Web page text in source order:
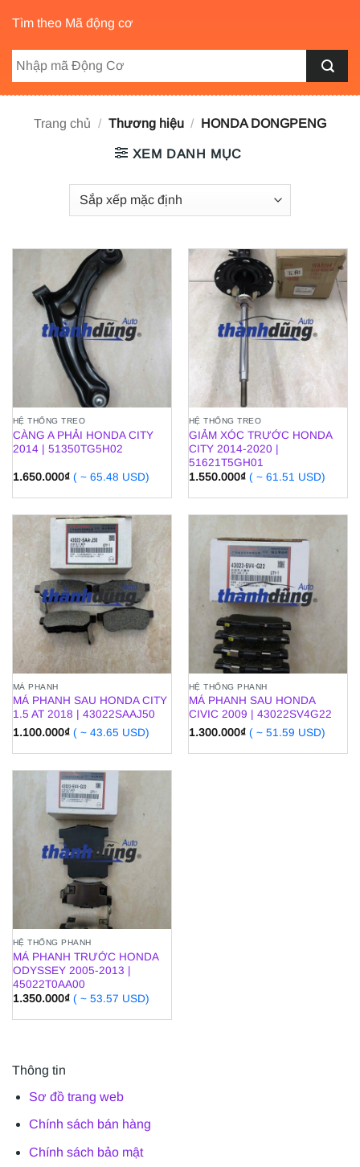
Tìm theo Mã động cơ
Trang chủ / Thương hiệu / HONDA DONGPENG
XEM DANH MỤC
HỆ THỐNG TREO
CÀNG A PHẢI HONDA CITY
2014 | 51350TG5H02
1.650.000₫ ( ~ 65.48 USD)
HỆ THỐNG TREO
GIẢM XÓC TRƯỚC HONDA
CITY 2014-2020 |
51621T5GH01
1.550.000₫ ( ~ 61.51 USD)
MÁ PHANH
MÁ PHANH SAU HONDA CITY
1.5 AT 2018 | 43022SAAJ50
1.100.000₫ ( ~ 43.65 USD)
HỆ THỐNG PHANH
MÁ PHANH SAU HONDA
CIVIC 2009 | 43022SV4G22
1.300.000₫ ( ~ 51.59 USD)
HỆ THỐNG PHANH
MÁ PHANH TRƯỚC HONDA
ODYSSEY 2005-2013 |
45022T0AA00
1.350.000₫ ( ~ 53.57 USD)
Thông tin
Sơ đồ trang web
Chính sách bán hàng
Chính sách bảo mật